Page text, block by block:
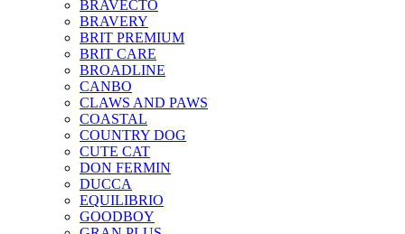
BRAVECTO
BRAVERY
BRIT PREMIUM
BRIT CARE
BROADLINE
CANBO
CLAWS AND PAWS
COASTAL
COUNTRY DOG
CUTE CAT
DON FERMIN
DUCCA
EQUILIBRIO
GOODBOY